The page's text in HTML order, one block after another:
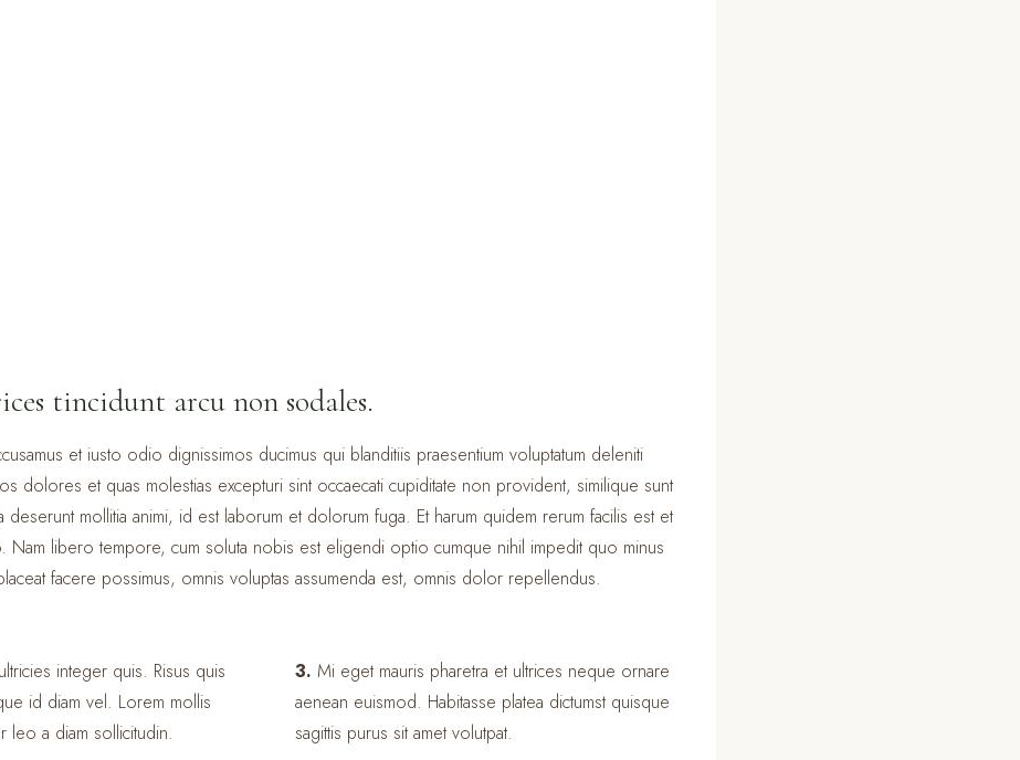
tincidunt arcu non sodales.
et iusto odio dignissimos ducimus qui blanditiis praesentium voluptatum deleniti
dolores et quas molestias excepturi sint occaecati cupiditate non provident, similique sunt
deserunt mollitia animi, id est laborum et dolorum fuga. Et harum quidem rerum facilis est et
Nam libero tempore, cum soluta nobis est eligendi optio cumque nihil impedit quo minus
facere possimus, omnis voluptas assumenda est, omnis dolor repellendus.
integer quis. Risus quis
id diam vel. Lorem mollis
leo a diam sollicitudin.
3. Mi eget mauris pharetra et ultrices neque ornare
aenean euismod. Habitasse platea dictumst quisque
sagittis purus sit amet volutpat.